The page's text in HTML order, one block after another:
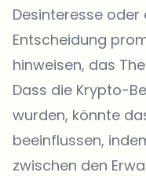
Desinteresse
Entscheidung
hinweisen, das
Dass die Krypto-
wurden, könnte
beeinflussen,
zwischen den